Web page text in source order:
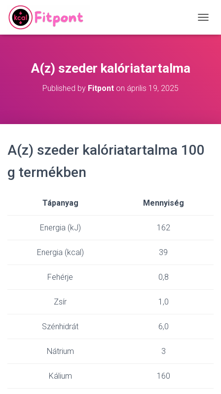
O
I
A(z) szeder kalóriatartalma
Published by Fitpont on április 19, 2025
A(z) szeder kalóriatartalma 100
g termékben
Tápanyag Mennyiség
Energia (kJ) 162
Energia (kcal) 39
Fehérje 0,8
Zsír 1,0
Szénhidrát 6,0
Nátrium 3
Kálium 160